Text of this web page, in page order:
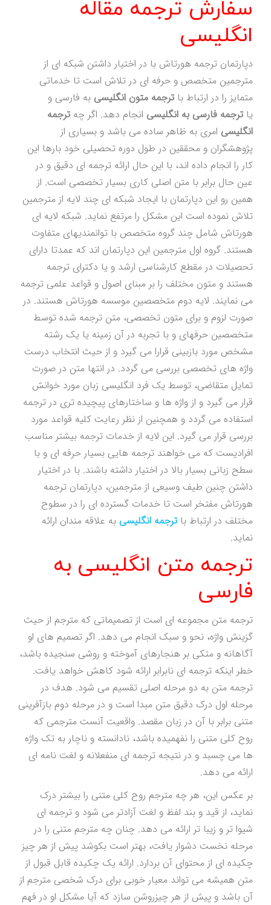
سفارش ترجمه مقاله
انگلیسی
دپارتمان ترجمه هورتاش با در اختیار داشتن شبکه ای از
مترجمین متخصص و حرفه ای در تلاش است تا خدماتی
متمایز را در ارتباط با ترجمه متون انگلیسی به فارسی و
یا ترجمه فارسی به انگلیسی انجام دهد. اگر چه ترجمه
انگلیسی امری به ظاهر ساده می باشد و بسیاری از
پژوهشگران و محققین در طول دوره تحصیلی خود بارها این
کار را انجام داده اند، با این حال ارائه ترجمه ای دقیق و در
عین حال برابر با متن اصلی کاری بسیار تخصصی است. از
همین رو این دپارتمان با ایجاد شبکه ای چند لایه از مترجمین
تلاش نموده است این مشکل را مرتفع نماید. شبکه لایه ای
هورتاش شامل چند گروه متخصص با توانمندیهای متفاوت
هستند. گروه اول مترجمین این دپارتمان اند که عمدتا دارای
تحصیلات در مقطع کارشناسی ارشد و یا دکترای ترجمه
هستند و متون مختلف را بر مبنای اصول و قواعد علمی ترجمه
می نمایند. لایه دوم متخصصین موسسه هورتاش هستند. در
صورت لزوم و برای متون تخصصی، متن ترجمه شده توسط
متخصصین حرفهای و با تجربه در آن زمینه یا یک رشته
مشخص مورد بازبینی قرارا می گیرد و از حیث انتخاب درست
واژه های تخصصی بررسی می گردد. در انتها متن در صورت
تمایل متقاضی، توسط یک فرد انگلیسی زبان مورد خوانش
قرار می گیرد و از واژه ها و ساختارهای پیچیده تری در ترجمه
استفاده می گردد و همچنین از نظر رعایت کلیه قواعد مورد
بررسی قرار می گیرد. این لایه از خدمات ترجمه بیشتر مناسب
افرادیست که می خواهند ترجمه هایی بسیار حرفه ای و با
سطح زبانی بسیار بالا در اختیار داشته باشند. با در اختیار
داشتن چنین طیف وسیعی از مترجمین، دپارتمان ترجمه
هورتاش مفتخر است تا خدمات گسترده ای را در سطوح
مختلف در ارتباط با ترجمه انگلیسی به علاقه مندان ارائه
نماید.
ترجمه متن انگلیسی به
فارسی
ترجمه متن مجموعه ای است از تصمیماتی که مترجم از حیث
گزینش واژه، نحو و سبک انجام می دهد. اگر تصمیم های او
آگاهانه و متکی بر هنجارهای آموخته و روشی سنجیده باشد،
خطر اینکه ترجمه ای نابرابر ارائه شود کاهش خواهد یافت.
ترجمه متن به دو مرحله اصلی تقسیم می شود. هدف در
مرحله اول درک دقیق متن مبدا است و در مرحله دوم بازآفرینی
متنی برابر با آن در زبان مقصد. واقعیت آنست مترجمی که
روح کلی متنی را نفهمیده باشد، نادانسته و ناچار به تک واژه
ها می چسبد و در نتیجه ترجمه ای منفعلانه و لغت نامه ای
ارائه می دهد.
بر عکس این، هر چه مترجم روح کلی متنی را بیشتر درک
نماید، از قید و بند لفظ و لغت آزادتر می شود و ترجمه ای
شیوا تر و زیبا تر ارائه می دهد. چنان چه مترجم متنی را در
مرحله نخست دشوار یافت، بهتر است بکوشد پیش از هر چیز
چکیده ای از محتوای آن بردارد. ارائه یک چکیده قابل قبول از
متن همیشه می تواند معیار خوبی برای درک شخصی مترجم از
آن باشد و پیش از هر چیزروشن سازد که آیا مشکل او در فهم